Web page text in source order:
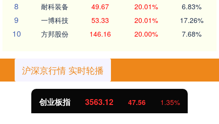
8 耐科装备 49.67 20.01% 6.83%
9 一博科技 53.33 20.01% 17.26%
10 方邦股份 146.16 20.00% 7.68%
沪深京行情 实时轮播
创业板指 3563.12 47.56 1.35%